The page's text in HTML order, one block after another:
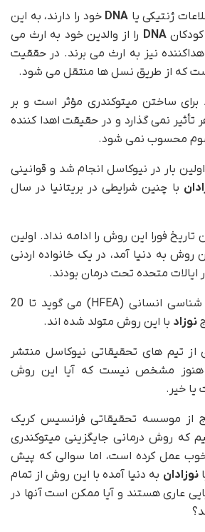
ژنتیکی یا DNA خود را دارند، به این
DNA را از والدین خود به ارث می
نیز به ارث می برند. در حققیت
که از طریق نسل ها منتقل می شود.
ساختن میتوکندری مؤثر است و بر
تأثیر نمی گذارد و در حقیقت اهدا کننده
سوم محسوب نمی شود.
بار در نیوکاسل انجام شد و قوانینی
با چنین شرایطی در بریتانیا در سال
تاریخ فورا این روش را ادامه نداد. اولین
روش به دنیا آمد، در یک خانواده اردنی
سازمان لقاح و جنین شناسی انسانی (HFEA) می گوید تا 20
نوزاد با این روش متولد شده اند.
از تیم های تحقیقاتی نیوکاسل منتشر
هنوز مشخص نیست که آیا این روش
یا خیر.
بج از موسسه تحقیقاتی فرانسیس کریک
که روش درمانی جایگزینی میتوکندری
عمل کرده است، اما سوالی که پیش
نوزادان به دنیا آمده با این روش از تمام
عاری هستند و آیا ممکن است آنها در